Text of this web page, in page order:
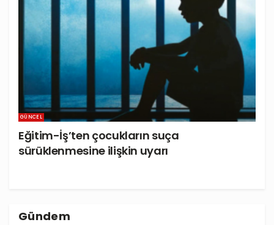
GÜNCEL
Eğitim-İş’ten çocukların suça
sürüklenmesine ilişkin uyarı
Gündem